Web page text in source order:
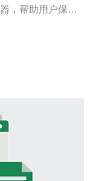
，帮助用户保护